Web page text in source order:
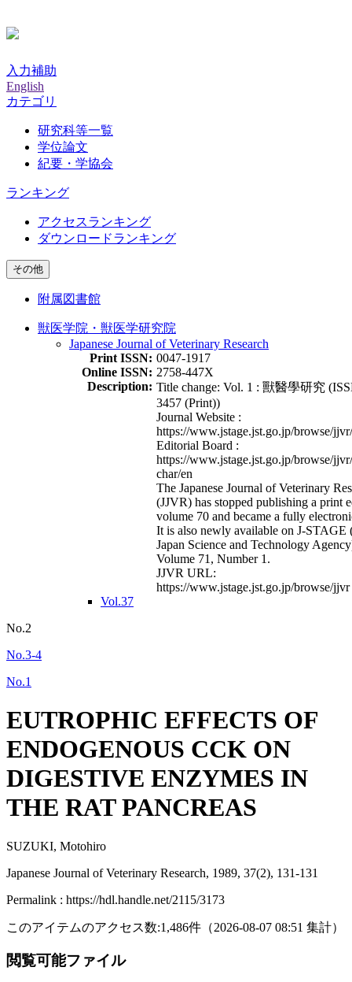
入力補助
English
カテゴリ
研究科等一覧
学位論文
紀要・学協会
ランキング
アクセスランキング
ダウンロードランキング
その他
附属図書館
獣医学院・獣医学研究院
Japanese Journal of Veterinary Research
Print ISSN: 0047-1917
Online ISSN: 2758-447X
Description: Title change: Vol. 1 : 獸醫學研究
3457 (Print))
Journal Website :
https://www.jstage.jst.go.jp/browse/
Editorial Board :
https://www.jstage.jst.go.jp/browse/
char/en
The Japanese Journal of Veterinary
(JJVR) has stopped publishing a print
volume 70 and became a fully
It is also newly available on J-STAGE
Japan Science and Technology
Volume 71, Number 1.
JJVR URL:
https://www.jstage.jst.go.jp/browse/jjvr
Vol.37
No.2
No.3-4
No.1
EUTROPHIC EFFECTS OF
ENDOGENOUS CCK ON
DIGESTIVE ENZYMES IN
THE RAT PANCREAS
SUZUKI, Motohiro
Japanese Journal of Veterinary Research, 1989, 37(2), 131-131
Permalink : https://hdl.handle.net/2115/3173
このアイテムのアクセス数:1,486件 （2026-08-07 08:51 集計）
閲覧可能ファイル